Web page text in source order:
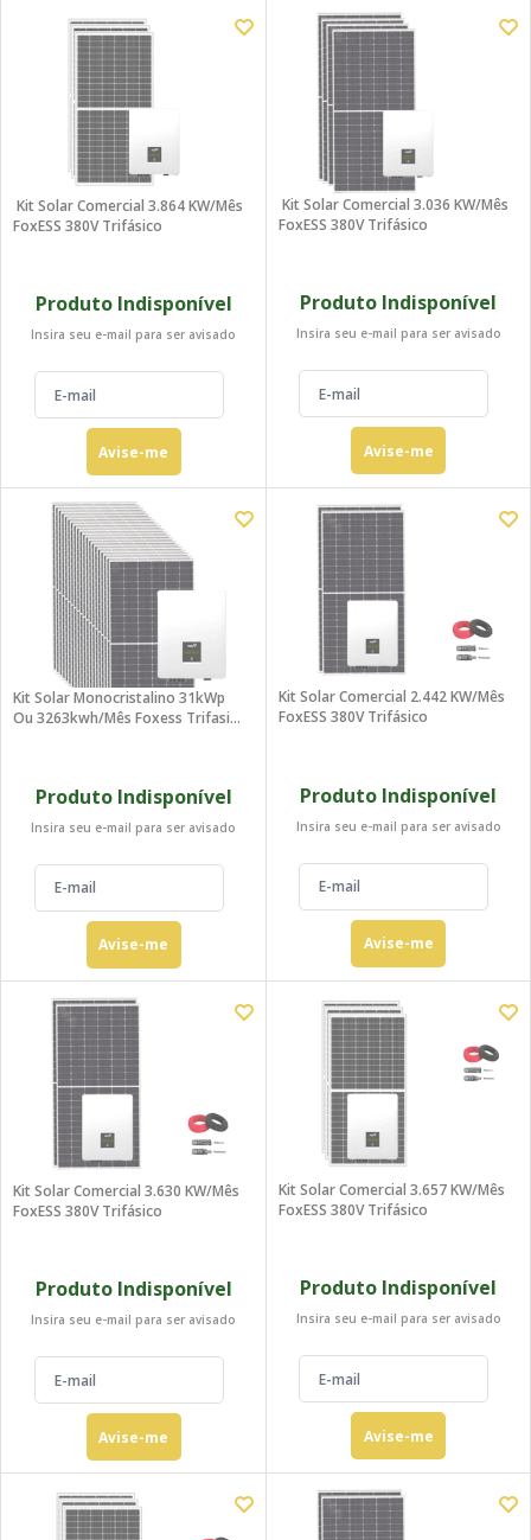
Kit Solar Comercial 3.864 KW/mês
FoxESS 380V Trifásico
Produto Indisponível
Insira seu e-mail para ser avisado
Avise-me
Kit Solar Comercial 3.036 KW/mês
FoxESS 380V Trifásico
Produto Indisponível
Insira seu e-mail para ser avisado
Avise-me
Kit Solar Monocristalino 31kWp
Ou 3263kwh/mês Foxess Trifasico
Produto Indisponível
Insira seu e-mail para ser avisado
Avise-me
Kit Solar Comercial 2.442 KW/mês
FoxESS 380V Trifásico
Produto Indisponível
Insira seu e-mail para ser avisado
Avise-me
Kit Solar Comercial 3.630 KW/mês
FoxESS 380V Trifásico
Produto Indisponível
Insira seu e-mail para ser avisado
Avise-me
Kit Solar Comercial 3.657 KW/mês
FoxESS 380V Trifásico
Produto Indisponível
Insira seu e-mail para ser avisado
Avise-me